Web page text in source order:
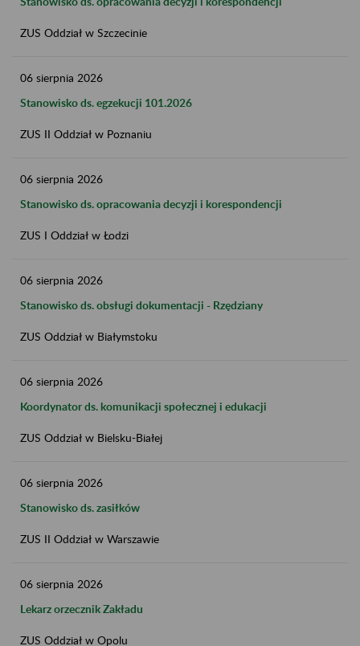
ZUS Oddział w Szczecinie
06 sierpnia 2026
Stanowisko ds. egzekucji 101.2026
ZUS II Oddział w Poznaniu
06 sierpnia 2026
Stanowisko ds. opracowania decyzji i korespondencji
ZUS I Oddział w Łodzi
06 sierpnia 2026
Stanowisko ds. obsługi dokumentacji - Rzędziany
ZUS Oddział w Białymstoku
06 sierpnia 2026
Koordynator ds. komunikacji społecznej i edukacji
ZUS Oddział w Bielsku-Białej
06 sierpnia 2026
Stanowisko ds. zasiłków
ZUS II Oddział w Warszawie
06 sierpnia 2026
Lekarz orzecznik Zakładu
ZUS Oddział w Opolu